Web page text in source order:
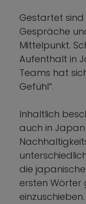
Gestartet
Gespräche
Mittelpunkt.
Aufenthalt in
Teams hat
Gefühl“.
Inhaltlich
auch in
die
ersten Wörter
einzuschieben.